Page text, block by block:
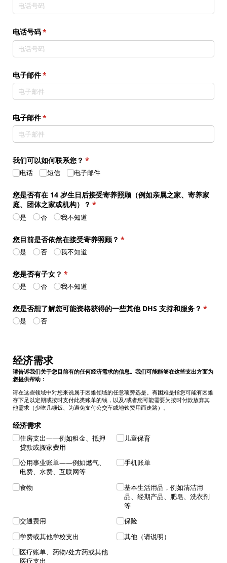
电话号码*
(required)
电子邮件*
(required)
电子邮件*
(required)
我们可以如何联系您？ *
(required)
电话 短信 电子邮件
您是否有在 14 岁生日后接受寄养照顾（例如亲属之家、寄养家
庭、团体之家或机构）？ *
(required)
是 否 我不知道
您目前是否依然在接受寄养照顾？ *
(required)
是 否 我不知道
您是否有子女？ *
(required)
是 否 我不知道
您是否想了解您可能资格获得的一些其他 DHS 支持和服务？ *
是 否
经济需求
请告诉我们关于您目前有的任何经济需求的信息。我们可能能够在这些支出方面为
您提供帮助：
请在这些领域中对您来说属于困难领域的任意项旁选是。有困难是指您可能有困难
存下足以定期或按时支付此类账单的钱，以及/或者您可能需要为按时付款放弃其
他需求（少吃几顿饭、为避免支付公交车或地铁费用而走路）。
经济需求
住房支出——例如租金、抵押
贷款或搬家费用
公用事业账单——例如燃气、
电费、水费、互联网等
食物
交通费用
学费或其他学校支出
医疗账单、药物/​处方药或其他
医疗支出
儿童保育
手机账单
基本生活用品，例如清洁用
品、经期产品、肥皂、洗衣剂
等
保险
其他（请说明）